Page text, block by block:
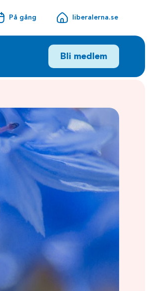
På gång liberalerna.se
Bli medlem